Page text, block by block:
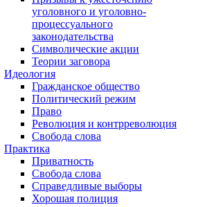
уголовного и уголовно-
процессуального
законодательства
Символические акции
Теории заговора
Идеология
Гражданское общество
Политический режим
Право
Революция и контрреволюция
Свобода слова
Практика
Приватность
Свобода слова
Справедливые выборы
Хорошая полиция